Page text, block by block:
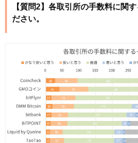
【質問2】各取引所の手数料に関
ださい。